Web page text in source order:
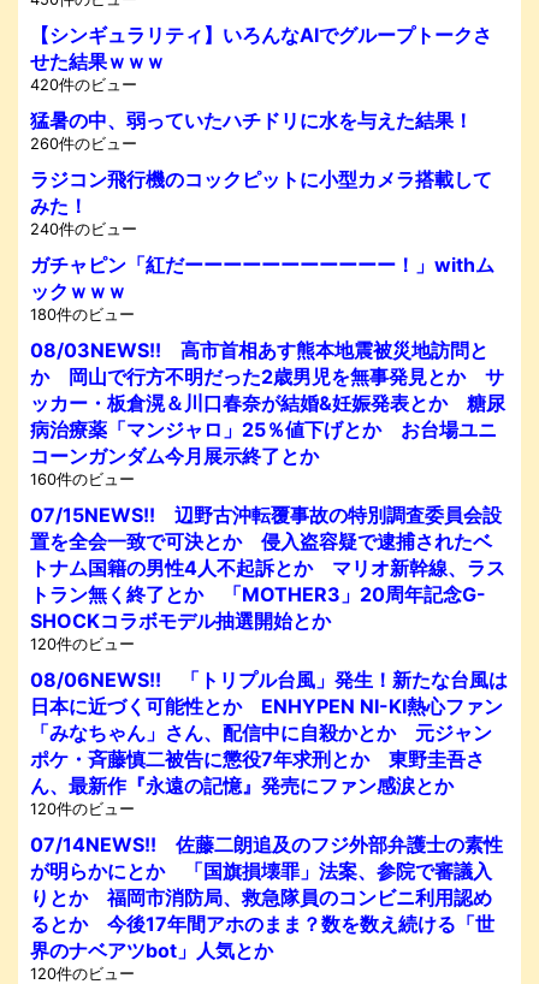
【シンギュラリティ】いろんなAIでグループトークさ
せた結果ｗｗｗ
420件のビュー
猛暑の中、弱っていたハチドリに水を与えた結果！
260件のビュー
ラジコン飛行機のコックピットに小型カメラ搭載して
みた！
240件のビュー
ガチャピン「紅だーーーーーーーーーーー！」withム
ックｗｗｗ
180件のビュー
08/03NEWS!! 高市首相あす熊本地震被災地訪問と
か 岡山で行方不明だった2歳男児を無事発見とか サ
ッカー・板倉滉＆川口春奈が結婚&妊娠発表とか 糖尿
病治療薬「マンジャロ」25％値下げとか お台場ユニ
コーンガンダム今月展示終了とか
160件のビュー
07/15NEWS!! 辺野古沖転覆事故の特別調査委員会設
置を全会一致で可決とか 侵入盗容疑で逮捕されたベ
トナム国籍の男性4人不起訴とか マリオ新幹線、ラス
トラン無く終了とか 「MOTHER3」20周年記念G-
SHOCKコラボモデル抽選開始とか
120件のビュー
08/06NEWS!! 「トリプル台風」発生！新たな台風は
日本に近づく可能性とか ENHYPEN NI-KI熱心ファン
「みなちゃん」さん、配信中に自殺かとか 元ジャン
ポケ・斉藤慎二被告に懲役7年求刑とか 東野圭吾さ
ん、最新作『永遠の記憶』発売にファン感涙とか
120件のビュー
07/14NEWS!! 佐藤二朗追及のフジ外部弁護士の素性
が明らかにとか 「国旗損壊罪」法案、参院で審議入
りとか 福岡市消防局、救急隊員のコンビニ利用認め
るとか 今後17年間アホのまま？数を数え続ける「世
界のナベアツbot」人気とか
120件のビュー